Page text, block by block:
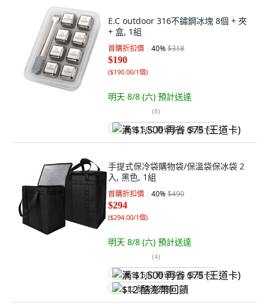
E.C outdoor 316不鏽鋼冰塊 8個 + 夾
+ 盒, 1組
首購折扣價 40%$318
$190
($190.00/1個)
明天 8/8 (六) 預計送達
(8)
满 $1,500 再省 $75 (王道卡)
手提式保冷袋購物袋/保溫袋保冰袋 2
入, 黑色, 1組
首購折扣價 40%$490
$294
($294.00/1個)
明天 8/8 (六) 預計送達
(4)
满 $1,500 再省 $75 (王道卡)
$12 酷澎幣回饋